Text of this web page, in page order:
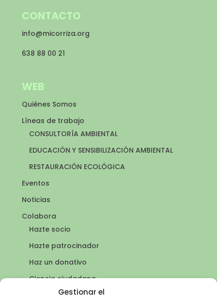
Gestionar el
CONTACTO
info@micorriza.org
638 88 00 21
WEB
Quiénes Somos
Líneas de trabajo
CONSULTORÍA AMBIENTAL
EDUCACIÓN Y SENSIBILIZACIÓN AMBIENTAL
RESTAURACIÓN ECOLÓGICA
Eventos
Noticias
Colabora
Hazte socio
Hazte patrocinador
Haz un donativo
Ciencia ciudadana
Puntos de agua